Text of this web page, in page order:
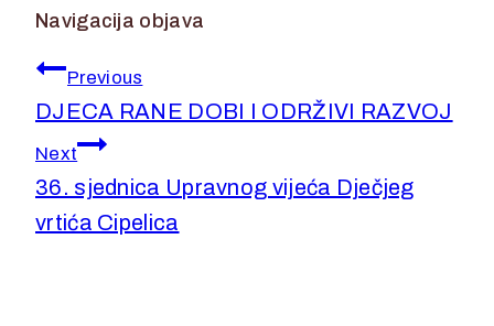
Navigacija objava
Previous
DJECA RANE DOBI I ODRŽIVI RAZVOJ
Next
36. sjednica Upravnog vijeća Dječjeg
vrtića Cipelica